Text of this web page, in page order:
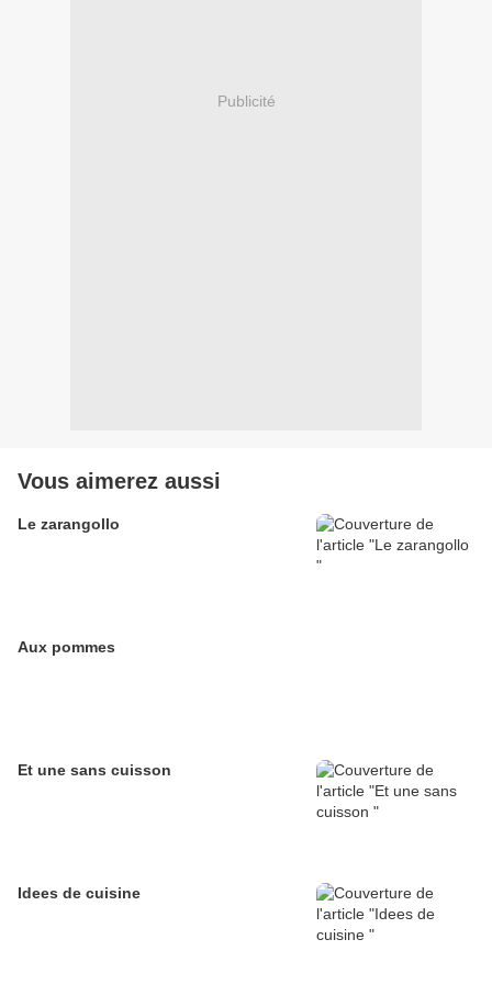
Publicité
Vous aimerez aussi
Le zarangollo
Aux pommes
Et une sans cuisson
Idees de cuisine